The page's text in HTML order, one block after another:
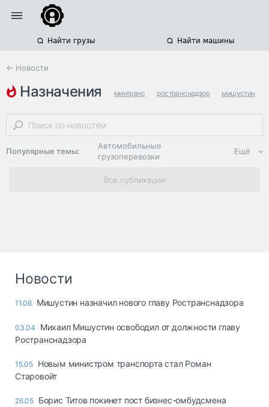
Найти грузы Найти машины
← Новости
назначения минтранс ространснадзор мишустин
Популярные темы:
Автомобильные
грузоперевозки
Региональная
логистика
опасные грузы
Безопасность и
Таможня и ВЭД
терминалы
Ещё
Все публикации
Новости
11.06 Мишустин назначил нового главу Ространснадзора
03.04
Михаил Мишустин освободил от должности главу
Ространснадзора
15.05 Новым министром транспорта стал Роман
Старовойт
26.05 Борис Титов покинет пост бизнес-омбудсмена